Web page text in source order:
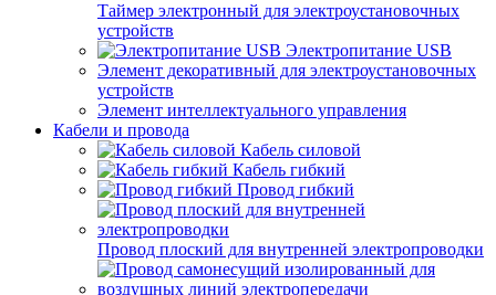
Таймер электронный для электроустановочных
устройств
Электропитание USB
Элемент декоративный для электроустановочных
устройств
Элемент интеллектуального управления
Кабели и провода
Кабель силовой
Кабель гибкий
Провод гибкий
Провод плоский для внутренней электропроводки